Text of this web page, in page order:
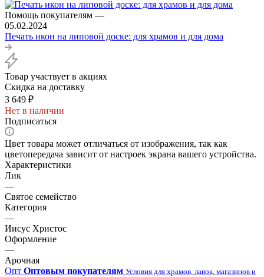
Помощь покупателям —
05.02.2024
Печать икон на липовой доске: для храмов и для дома
Товар участвует в акциях
Скидка на доставку
3 649 ₽
Нет в наличии
Подписаться
Цвет товара может отличаться от изображения, так как
цветопередача зависит от настроек экрана вашего устройства.
Характеристики
Лик
—
Святое семейство
Категория
—
Иисус Христос
Оформление
—
Арочная
Опт Оптовым покупателям Условия для храмов, лавок, магазинов и